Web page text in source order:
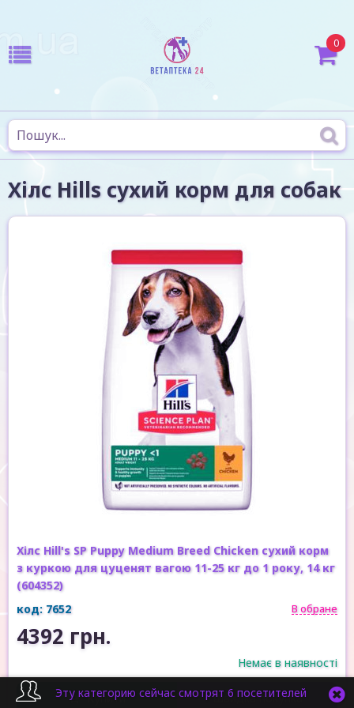
0
Хілс Hills сухий корм для собак
Хілс Hill's SP Puppy Medium Breed Chicken сухий корм
з куркою для цуценят вагою 11-25 кг до 1 року, 14 кг
(604352)
код: 7652
В обране
4392 грн.
Немає в наявності
Купити Швидка покупка
Эту категорию сейчас смотрят 6 посетителей